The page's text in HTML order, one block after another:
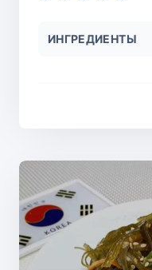
ИНГРЕДИЕНТЫ